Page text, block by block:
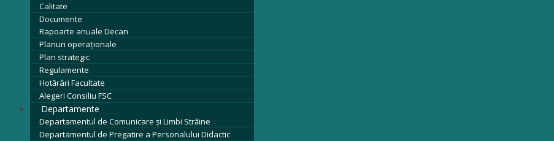
Calitate
Documente
Rapoarte anuale Decan
Planuri operaționale
Plan strategic
Regulamente
Hotărâri Facultate
Alegeri Consiliu FSC
Departamente
Departamentul de Comunicare și Limbi Străine
Departamentul de Pregatire a Personalului Didactic